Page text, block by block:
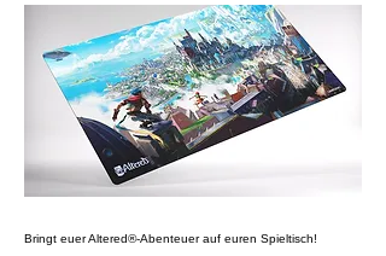
Bringt euer Altered®-Abenteuer auf euren Spieltisch!